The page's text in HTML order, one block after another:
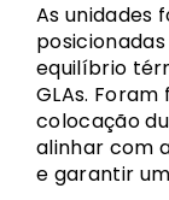
As unidades
equilíbrio
GLAs.
colocação
alinhar com
e garantir